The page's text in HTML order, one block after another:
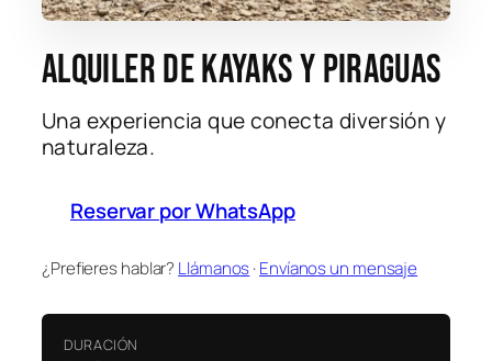
Alquiler de kayaks y piraguas
Una experiencia que conecta diversión y
naturaleza.
Reservar por WhatsApp
¿Prefieres hablar? Llámanos·Envíanos un mensaje
DURACIÓN